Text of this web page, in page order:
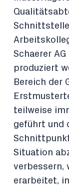
Schaerer
produziert
Bereich der
teilweise
geführt und
Situation
verbessern,
erarbeitet,